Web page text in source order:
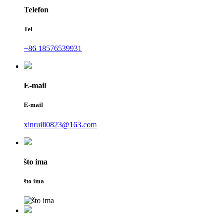
Telefon
Tel
+86 18576539931
E-mail
E-mail
xinruili0823@163.com
što ima
što ima